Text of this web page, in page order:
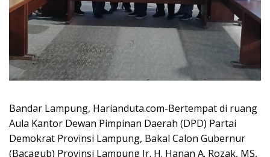
Bandar Lampung, Harianduta.com-Bertempat di ruang
Aula Kantor Dewan Pimpinan Daerah (DPD) Partai
Demokrat Provinsi Lampung, Bakal Calon Gubernur
(Bacagub) Provinsi Lampung Ir. H. Hanan A. Rozak, MS,